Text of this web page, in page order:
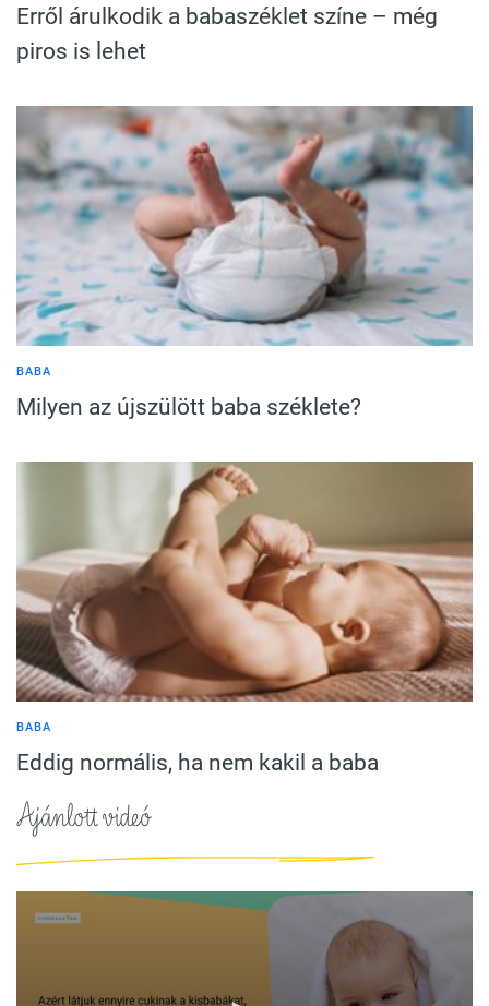
Erről árulkodik a babaszéklet színe – még
piros is lehet
BABA
Milyen az újszülött baba széklete?
BABA
Eddig normális, ha nem kakil a baba
Ajánlott videó